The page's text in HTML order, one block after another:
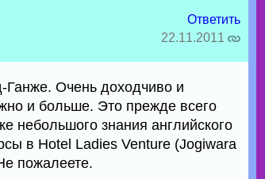
Ответить
22.11.2011
Ганже. Очень доходчиво и
и больше. Это прежде всего
небольшого знания английского
в Hotel Ladies Venture (Jogiwara
пожалеете.